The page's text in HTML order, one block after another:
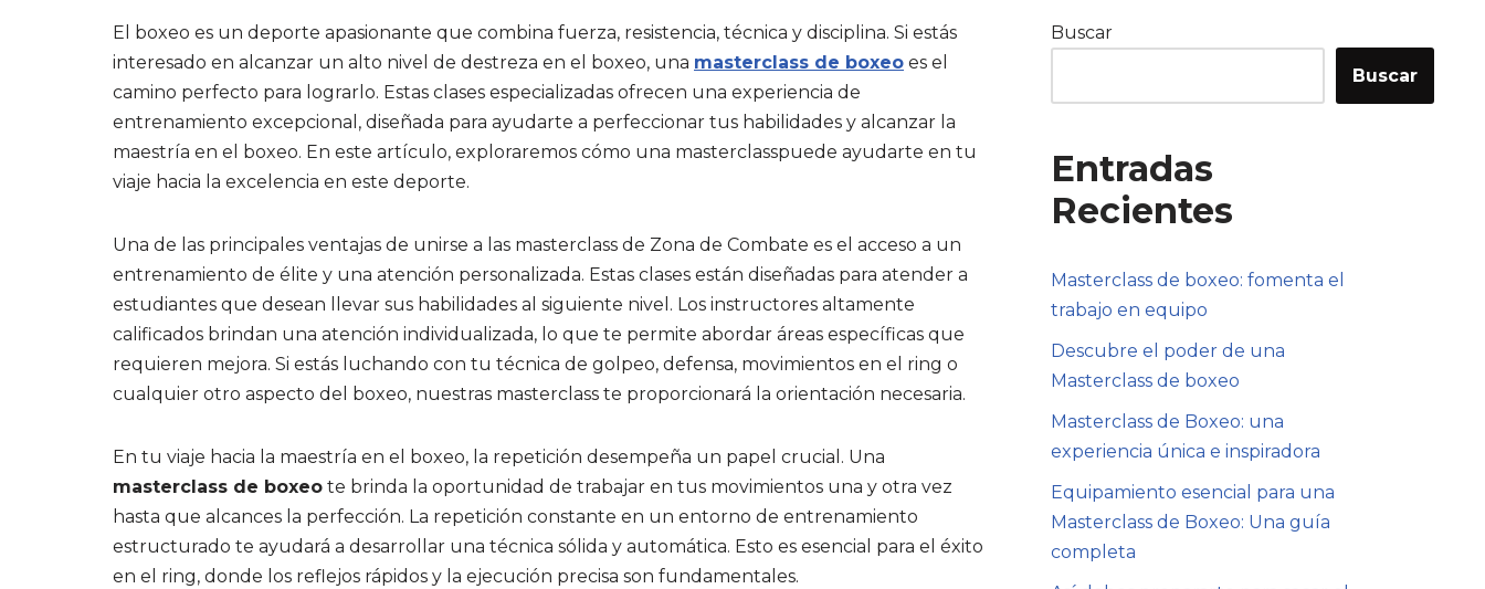
El boxeo es un deporte apasionante que combina fuerza, resistencia, técnica y disciplina. Si estás
interesado en alcanzar un alto nivel de destreza en el boxeo, una masterclass de boxeo es el
camino perfecto para lograrlo. Estas clases especializadas ofrecen una experiencia de
entrenamiento excepcional, diseñada para ayudarte a perfeccionar tus habilidades y alcanzar la
maestría en el boxeo. En este artículo, exploraremos cómo una masterclasspuede ayudarte en tu
viaje hacia la excelencia en este deporte.
Una de las principales ventajas de unirse a las masterclass de Zona de Combate es el acceso a un
entrenamiento de élite y una atención personalizada. Estas clases están diseñadas para atender a
estudiantes que desean llevar sus habilidades al siguiente nivel. Los instructores altamente
calificados brindan una atención individualizada, lo que te permite abordar áreas específicas que
requieren mejora. Si estás luchando con tu técnica de golpeo, defensa, movimientos en el ring o
cualquier otro aspecto del boxeo, nuestras masterclass te proporcionará la orientación necesaria.
En tu viaje hacia la maestría en el boxeo, la repetición desempeña un papel crucial. Una
masterclass de boxeo te brinda la oportunidad de trabajar en tus movimientos una y otra vez
hasta que alcances la perfección. La repetición constante en un entorno de entrenamiento
estructurado te ayudará a desarrollar una técnica sólida y automática. Esto es esencial para el éxito
en el ring, donde los reflejos rápidos y la ejecución precisa son fundamentales.
Buscar
Buscar
Entradas
Recientes
Masterclass de boxeo: fomenta el
trabajo en equipo
Descubre el poder de una
Masterclass de boxeo
Masterclass de Boxeo: una
experiencia única e inspiradora
Equipamiento esencial para una
Masterclass de Boxeo: Una guía
completa